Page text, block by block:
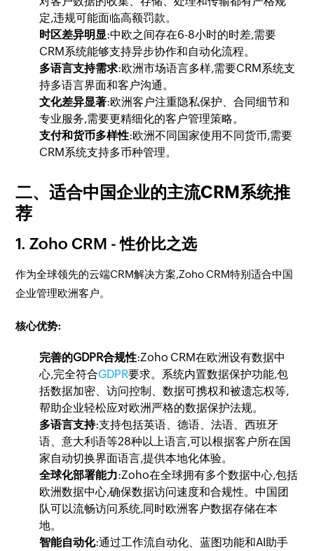
定,违规可能面临高额罚款。
时区差异明显:中欧之间存在6-8小时的时差,需要
CRM系统能够支持异步协作和自动化流程。
多语言支持需求:欧洲市场语言多样,需要CRM系统支
持多语言界面和客户沟通。
文化差异显著:欧洲客户注重隐私保护、合同细节和
专业服务,需要更精细化的客户管理策略。
支付和货币多样性:欧洲不同国家使用不同货币,需要
CRM系统支持多币种管理。
二、适合中国企业的主流CRM系统推
荐
1. Zoho CRM - 性价比之选
作为全球领先的云端CRM解决方案,Zoho CRM特别适合中国
企业管理欧洲客户。
核心优势:
完善的GDPR合规性:Zoho CRM在欧洲设有数据中
心,完全符合GDPR要求。系统内置数据保护功能,包
括数据加密、访问控制、数据可携权和被遗忘权等,
帮助企业轻松应对欧洲严格的数据保护法规。
多语言支持:支持包括英语、德语、法语、西班牙
语、意大利语等28种以上语言,可以根据客户所在国
家自动切换界面语言,提供本地化体验。
全球化部署能力:Zoho在全球拥有多个数据中心,包括
欧洲数据中心,确保数据访问速度和合规性。中国团
队可以流畅访问系统,同时欧洲客户数据存储在本
地。
智能自动化:通过工作流自动化、蓝图功能和AI助手